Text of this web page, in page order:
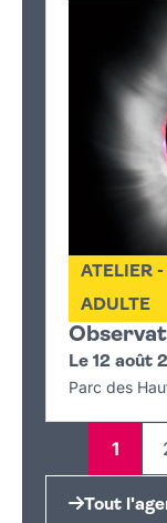
ATELIER
ADULTE
Le 12 août
Parc des
Page
1
Tout